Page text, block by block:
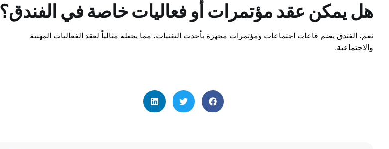
هل يمكن عقد مؤتمرات أو فعاليات خاصة في الفندق؟
نعم، الفندق يضم قاعات اجتماعات ومؤتمرات مجهزة بأحدث التقنيات، مما يجعله مثالياً لعقد الفعاليات المهنية
والاجتماعية.